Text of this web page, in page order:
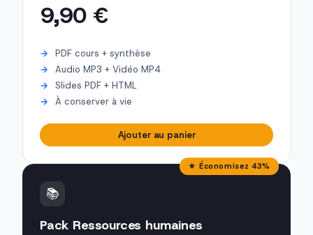
9,90 €
PDF cours + synthèse
Audio MP3 + Vidéo MP4
Slides PDF + HTML
À conserver à vie
Ajouter au panier
★ Économisez 43%
📚
Pack Ressources humaines